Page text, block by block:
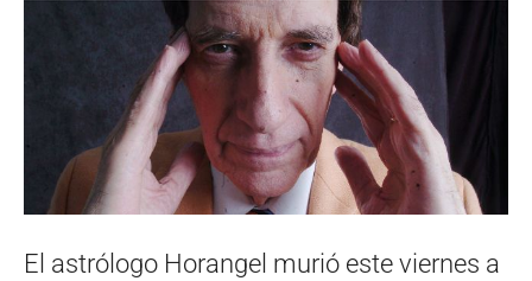
El astrólogo Horangel murió este viernes a